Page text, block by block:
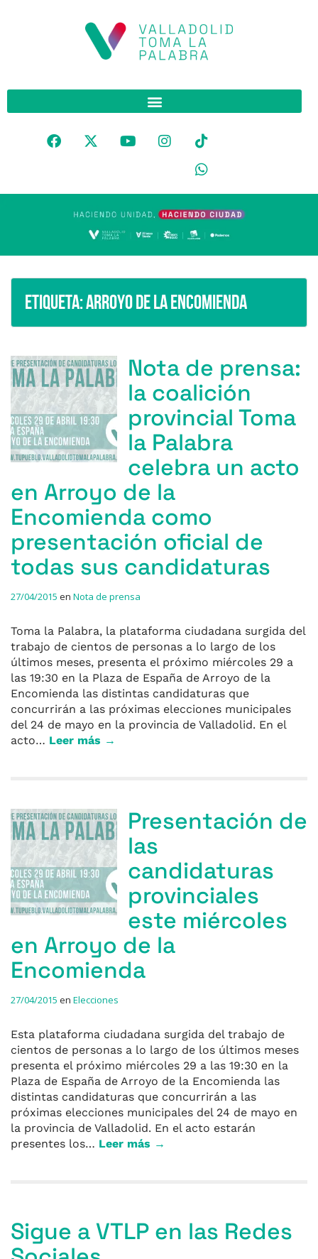
Etiqueta:Arroyo de la Encomienda
Nota de prensa:
la coalición
provincial Toma
la Palabra
celebra un acto
en Arroyo de la
Encomienda como
presentación oficial de
todas sus candidaturas
27/04/2015 en Nota de prensa
Toma la Palabra, la plataforma ciudadana surgida del
trabajo de cientos de personas a lo largo de los
últimos meses, presenta el próximo miércoles 29 a
las 19:30 en la Plaza de España de Arroyo de la
Encomienda las distintas candidaturas que
concurrirán a las próximas elecciones municipales
del 24 de mayo en la provincia de Valladolid. En el
acto… Leer más →
Presentación de
las
candidaturas
provinciales
este miércoles
en Arroyo de la
Encomienda
27/04/2015 en Elecciones
Esta plataforma ciudadana surgida del trabajo de
cientos de personas a lo largo de los últimos meses
presenta el próximo miércoles 29 a las 19:30 en la
Plaza de España de Arroyo de la Encomienda las
distintas candidaturas que concurrirán a las
próximas elecciones municipales del 24 de mayo en
la provincia de Valladolid. En el acto estarán
presentes los… Leer más →
Sigue a VTLP en las Redes